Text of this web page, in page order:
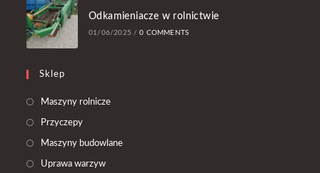
Odkamieniacze w rolnictwie
01/06/2025 / 0 COMMENTS
Sklep
Maszyny rolniczeOpens
PrzyczepyOpens
in
Maszyny budowlaneOpens
Uprawa warzywOpens